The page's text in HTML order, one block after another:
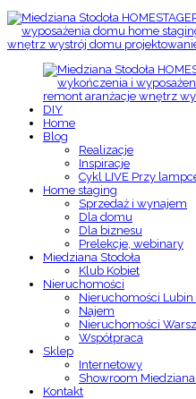
Home
Blog
Realizacje
Inspiracje
Cykl LIVE Przy
Home staging
Sprzedaż i wynajem
Dla domu
Dla biznesu
Prelekcje, webinary
Miedziana Stodoła
Klub Kobiet
Nieruchomości
Nieruchomości Lubin
Najem
Nieruchomości
Współpraca
Sklep
Internetowy
Showroom Miedziana
Kontakt